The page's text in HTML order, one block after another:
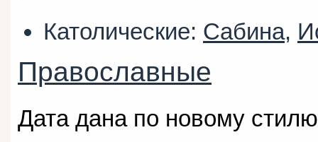
Католические: Сабина,
Православные
Дата дана по новому стилю